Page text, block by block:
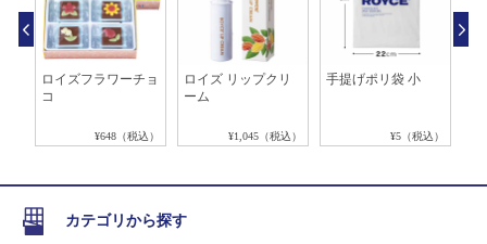
ロイズフラワーチョ
コ
¥648（税込）
ロイズ リップクリ
ーム
¥1,045（税込）
手提げポリ袋 小
¥5（税込）
カテゴリから探す